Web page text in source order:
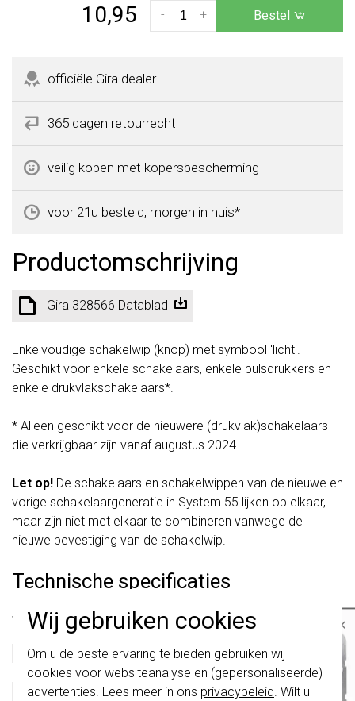
Wij gebruiken cookies
Om u de beste ervaring te bieden gebruiken wij
cookies voor websiteanalyse en (gepersonaliseerde)
advertenties. Lees meer in ons privacybeleid . Wilt u
10,95 +
- Bestel
officiële Gira dealer
365 dagen retourrecht
veilig kopen met kopersbescherming
voor 21u besteld, morgen in huis*
Productomschrijving
Gira 328566 Datablad
Enkelvoudige schakelwip (knop) met symbool 'licht'.
Geschikt voor enkele schakelaars, enkele pulsdrukkers en
enkele drukvlakschakelaars*.
* Alleen geschikt voor de nieuwere (drukvlak)schakelaars
die verkrijgbaar zijn vanaf augustus 2024.
Let op! De schakelaars en schakelwippen van de nieuwe en
vorige schakelaargeneratie in System 55 lijken op elkaar,
maar zijn niet met elkaar te combineren vanwege de
nieuwe bevestiging van de schakelwip.
Technische specificaties
Specificatie
Waarde
Kleur
Wit
Uitvoering
Enkele wip
Halogeenvrij
Nee
Gebruik
Schakelaar / drukker
×
schakelwippen zijn vernieuwd. Ze zijn
niette combineren met de schakelaars
van vóór augustus 2024.